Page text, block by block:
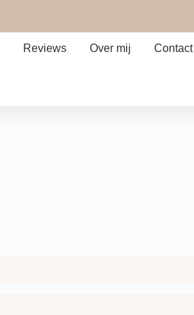
Reviews Over mij Contact